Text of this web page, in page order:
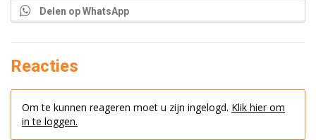
Delen op WhatsApp
Reacties
Om te kunnen reageren moet u zijn ingelogd. Klik hier om
in te loggen.